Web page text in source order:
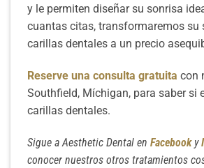
y le permiten diseñar su sonrisa
cuantas citas, transformaremos su
carillas dentales a un precio
Reserve una consulta gratuita con
Southfield, Míchigan, para saber si
carillas dentales.
Sigue a Aesthetic Dental en Facebooky
conocer nuestros otros tratamientos